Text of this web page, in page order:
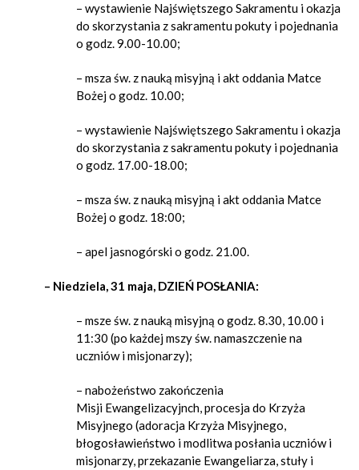
– wystawienie Najświętszego Sakramentu i okazja
do skorzystania z sakramentu pokuty i pojednania
o godz. 9.00-10.00;
– msza św. z nauką misyjną i akt oddania Matce
Bożej o godz. 10.00;
– wystawienie Najświętszego Sakramentu i okazja
do skorzystania z sakramentu pokuty i pojednania
o godz. 17.00-18.00;
– msza św. z nauką misyjną i akt oddania Matce
Bożej o godz. 18:00;
– apel jasnogórski o godz. 21.00.
– Niedziela, 31 maja, DZIEŃ POSŁANIA:
– msze św. z nauką misyjną o godz. 8.30, 10.00 i
11:30 (po każdej mszy św. namaszczenie na
uczniów i misjonarzy);
– nabożeństwo zakończenia
Misji Ewangelizacyjnch, procesja do Krzyża
Misyjnego (adoracja Krzyża Misyjnego,
błogosławieństwo i modlitwa posłania uczniów i
misjonarzy, przekazanie Ewangeliarza, stuły i